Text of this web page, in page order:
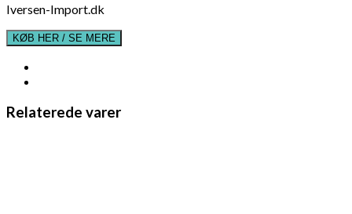
Iversen-Import.dk
KØB HER / SE MERE
Relaterede varer